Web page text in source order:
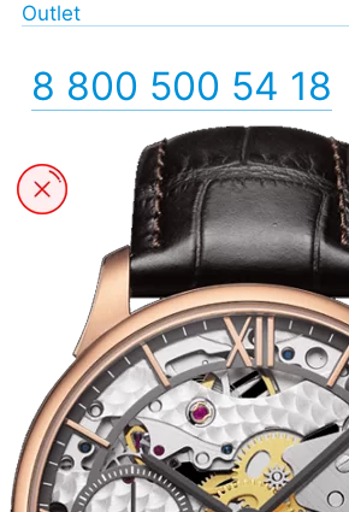
Outlet
8 800 500 54 18